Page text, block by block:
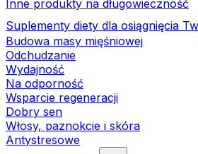
Inne produkty na długowieczność
Suplementy diety dla osiągnięcia
Budowa masy mięśniowej
Odchudzanie
Wydajność
Na odporność
Wsparcie regeneracji
Dobry sen
Włosy, paznokcie i skóra
Antystresowe